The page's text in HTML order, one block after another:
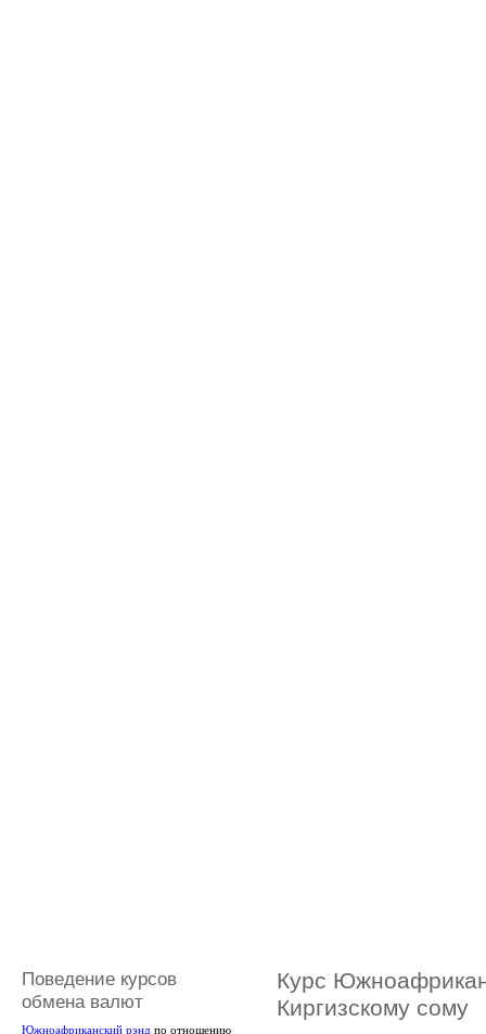
Поведение курсов
обмена валют
Южноафриканский рэнд по отношению
Курс
Киргизскому сому